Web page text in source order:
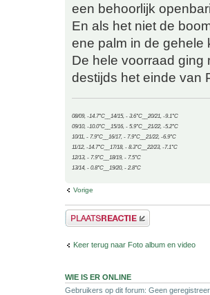
een behoorlijk
En als het niet de
ene palm in de gehele
De hele voorraad ging
destijds het einde van
08/09, -14.7°C__14/15, - 3.6°C__20/21, -9.1°C
09/10, -10.0°C__15/16, - 5.9°C__21/22, -5.2°C
10/11, - 7.9°C__16/17, - 7.9°C__21/22, -6.9°C
11/12, -14.7°C__17/18, - 8.3°C__22/23, -7.1°C
12/13, - 7.9°C__18/19, - 7.5°C
13/14, - 0.8°C__19/20, - 2.8°C
Vorige
Plaats een reactie
Keer terug naar Foto album en video
WIE IS ER ONLINE
Gebruikers op dit forum: Geen